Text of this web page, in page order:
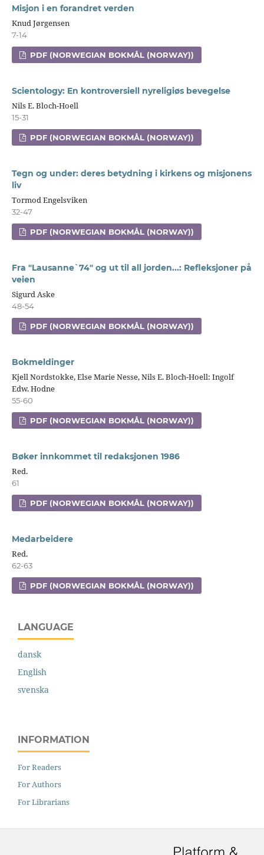
Misjon i en forandret verden
Knud Jørgensen
7-14
PDF (NORWEGIAN BOKMÅL (NORWAY))
Scientology: En kontroversiell nyreligiøs bevegelse
Nils E. Bloch-Hoell
15-31
PDF (NORWEGIAN BOKMÅL (NORWAY))
Tegn og under: deres betydning i kirkens og misjonens
liv
Tormod Engelsviken
32-47
PDF (NORWEGIAN BOKMÅL (NORWAY))
Fra "Lausanne`74" og ut til all jorden...: Refleksjoner på
veien
Sigurd Aske
48-54
PDF (NORWEGIAN BOKMÅL (NORWAY))
Bokmeldinger
Kjell Nordstokke, Else Marie Nesse, Nils E. Bloch-Hoell: Ingolf
Edw. Hodne
55-60
PDF (NORWEGIAN BOKMÅL (NORWAY))
Bøker innkommet til redaksjonen 1986
Red.
61
PDF (NORWEGIAN BOKMÅL (NORWAY))
Medarbeidere
Red.
62-63
PDF (NORWEGIAN BOKMÅL (NORWAY))
LANGUAGE
dansk
English
svenska
INFORMATION
For Readers
For Authors
For Librarians